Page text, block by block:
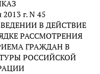
2013 г. N 45
В ДЕЙСТВИЕ
РАССМОТРЕНИЯ
ГРАЖДАН В
РОССИЙСКОЙ